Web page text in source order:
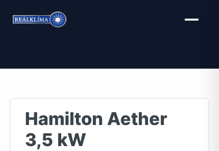
Hamilton Aether
3,5 kW